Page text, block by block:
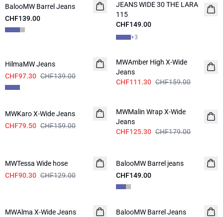
NEUHEITEN
BalooMW Barrel Jeans
CHF139.00
JEANS WIDE 30 THE LARA
115
CHF149.00
+3
HilmaMW Jeans
CHF97.30 CHF139.00
MWAmber High X-Wide
Jeans
CHF111.30 CHF159.00
MWKaro X-Wide Jeans
CHF79.50 CHF159.00
MWMalin Wrap X-Wide
Jeans
CHF125.30 CHF179.00
MWTessa Wide hose
CHF90.30 CHF129.00
NEUHEITEN
BalooMW Barrel jeans
CHF149.00
MWAlma X-Wide Jeans
BalooMW Barrel Jeans